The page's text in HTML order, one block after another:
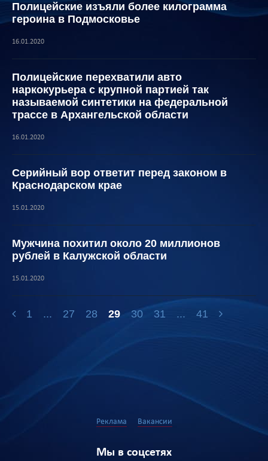
Полицейские изъяли более килограмма
героина в Подмосковье
16.01.2020
Полицейские перехватили авто
наркокурьера с крупной партией так
называемой синтетики на федеральной
трассе в Архангельской области
16.01.2020
Серийный вор ответит перед законом в
Краснодарском крае
15.01.2020
Мужчина похитил около 20 миллионов
рублей в Калужской области
15.01.2020
1 ... 27 28 29 30 31 ... 41
Реклама Вакансии
Мы в соцсетях